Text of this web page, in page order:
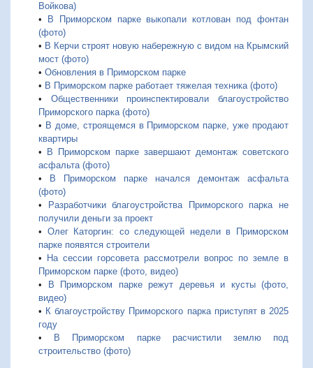
Войкова)
•
В Приморском парке выкопали котлован под фонтан
(фото)
• В Керчи строят новую набережную с видом на Крымский
мост (фото)
• Обновления в Приморском парке
• В Приморском парке работает тяжелая техника (фото)
• Общественники проинспектировали благоустройство
Приморского парка (фото)
• В доме, строящемся в Приморском парке, уже продают
квартиры
•
В Приморском парке завершают демонтаж советского
асфальта (фото)
•
В Приморском парке начался демонтаж асфальта
(фото)
•
Разработчики благоустройства Приморского парка не
получили деньги за проект
• Олег Каторгин: со следующей недели в Приморском
парке появятся строители
•
На сессии горсовета рассмотрели вопрос по земле в
Приморском парке (фото, видео)
•
В Приморском парке режут деревья и кусты (фото,
видео)
• К благоустройству Приморского парка приступят в 2025
году
•
В Приморском парке расчистили землю под
строительство (фото)